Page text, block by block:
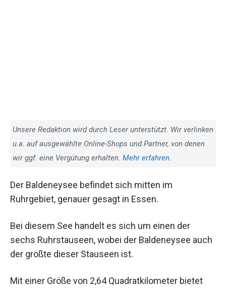
Unsere Redaktion wird durch Leser unterstützt. Wir verlinken
u.a. auf ausgewählte Online-Shops und Partner, von denen
wir ggf. eine Vergütung erhalten. Mehr erfahren.
Der Baldeneysee befindet sich mitten im
Ruhrgebiet, genauer gesagt in Essen.
Bei diesem See handelt es sich um einen der
sechs Ruhrstauseen, wobei der Baldeneysee auch
der größte dieser Stauseen ist.
Mit einer Größe von 2,64 Quadratkilometer bietet